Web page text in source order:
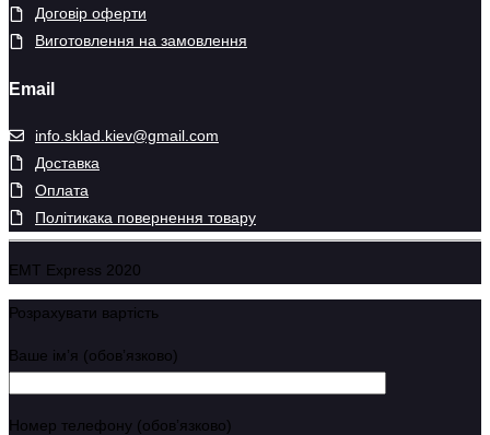
Договір оферти
Виготовлення на замовлення
Email
info.sklad.kiev@gmail.com
Доставка
Оплата
Політикака повернення товару
EMT Express 2020
Розрахувати вартість
Ваше імʼя (обовʼязково)
Номер телефону (обовʼязково)